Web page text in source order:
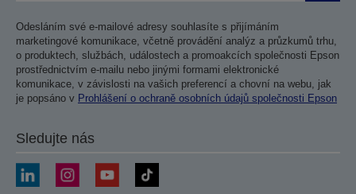
Odesláním své e-mailové adresy souhlasíte s přijímáním
marketingové komunikace, včetně provádění analýz a průzkumů trhu,
o produktech, službách, událostech a promoakcích společnosti Epson
prostřednictvím e-mailu nebo jinými formami elektronické
komunikace, v závislosti na vašich preferencí a chovní na webu, jak
je popsáno v Prohlášení o ochraně osobních údajů společnosti Epson
Sledujte nás